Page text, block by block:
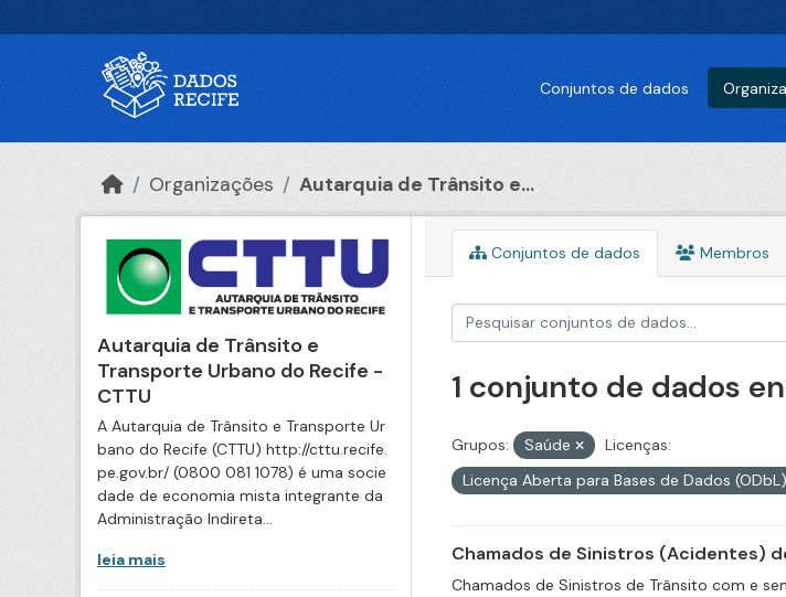
Conjuntos de dados
Organizações Autarquia de Trânsito e...
Autarquia de Trânsito e
Transporte Urbano do Recife -
CTTU
A Autarquia de Trânsito e Transporte Ur
bano do Recife (CTTU) http://cttu.recife.
pe.gov.br/ (0800 081 1078) é uma socie
dade de economia mista integrante da
Administração Indireta...
leia mais
Conjuntos de dados Membros
1 conjunto de dados
Grupos: Saúde
Licenças:
Licença Aberta para Bases de Dados
Chamados de Sinistros (Acidentes)
Chamados de Sinistros de Trânsito com e